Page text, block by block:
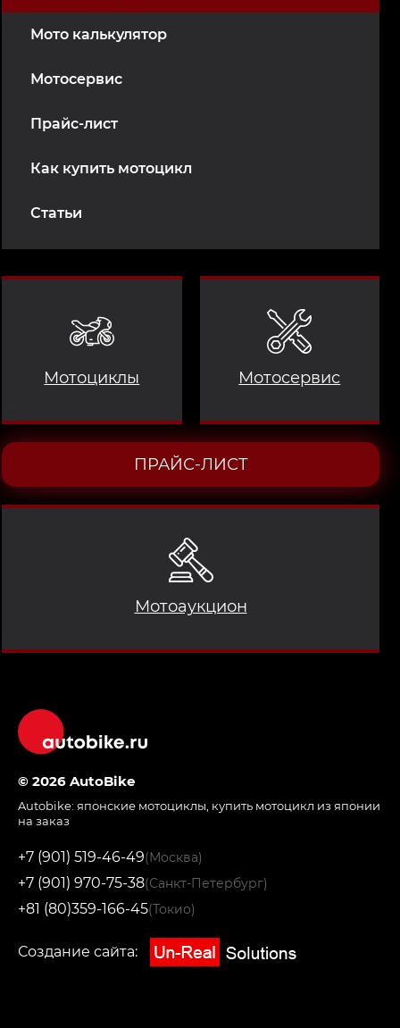
Мото калькулятор
Мотосервис
Прайс-лист
Как купить мотоцикл
Статьи
Мотоциклы
Мотоаукцион
Мотосервис
ПРАЙС-ЛИСТ
© 2026 AutoBike
Autobike: японские мотоциклы купить мотоцикл из японии
на заказ
+7 (901) 519-46-49(Москва)
+7 (901) 970-75-38(Санкт-Петербург)
+81 (80)359-166-45(Токио)
Создание сайта: